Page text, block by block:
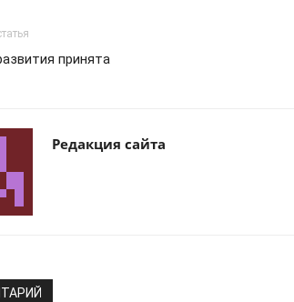
принята
Редакция сайта